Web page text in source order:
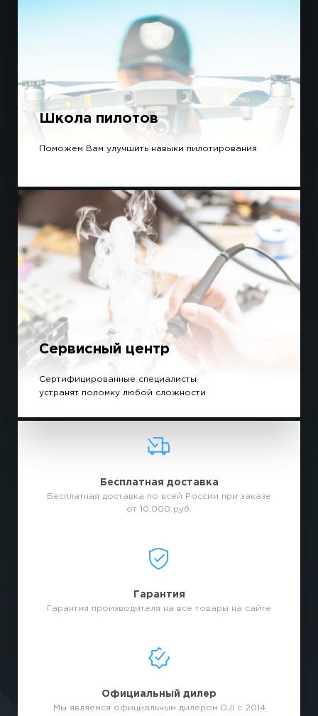
Школа пилотов
Поможем Вам улучшить навыки пилотирования
Сервисный центр
Сертифицированные специалисты
устранят поломку любой сложности
Бесплатная доставка
Бесплатная доставка по всей России при заказе
от 10.000 руб.
Гарантия
Гарантия производителя на все товары на сайте
Официальный дилер
Мы являемся официальным дилером DJI с 2014